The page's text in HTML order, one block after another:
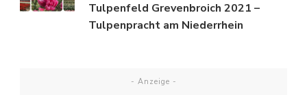
Tulpenfeld Grevenbroich 2021 –
Tulpenpracht am Niederrhein
- Anzeige -